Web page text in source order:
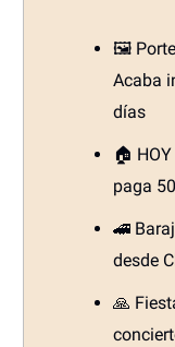
🖼️
Acaba
días
🏠
paga
🚄
desde
🙏